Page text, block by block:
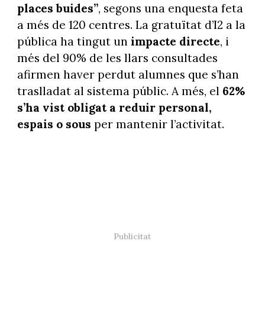
places buides”, segons una enquesta feta
a més de 120 centres. La gratuïtat d’I2 a la
pública ha tingut un impacte directe, i
més del 90% de les llars consultades
afirmen haver perdut alumnes que s’han
traslladat al sistema públic. A més, el 62%
s’ha vist obligat a reduir personal,
espais o sous per mantenir l’activitat.